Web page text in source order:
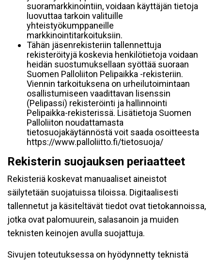
suoramarkkinointiin, voidaan käyttäjän tietoja
luovuttaa tarkoin valituille
yhteistyökumppaneille
markkinointitarkoituksiin.
Tähän jäsenrekisteriin tallennettuja
rekisteröityjä koskevia henkilötietoja voidaan
heidän suostumuksellaan syöttää suoraan
Suomen Palloliiton Pelipaikka -rekisteriin.
Viennin tarkoituksena on urheilutoimintaan
osallistumiseen vaadittavan lisenssin
(Pelipassi) rekisteröinti ja hallinnointi
Pelipaikka-rekisterissä. Lisätietoja Suomen
Palloliiton noudattamasta
tietosuojakäytännöstä voit saada osoitteesta
https://www.palloliitto.fi/tietosuoja/
Rekisterin suojauksen periaatteet
Rekisteriä koskevat manuaaliset aineistot
säilytetään suojatuissa tiloissa. Digitaalisesti
tallennetut ja käsiteltävät tiedot ovat tietokannoissa,
jotka ovat palomuurein, salasanoin ja muiden
teknisten keinojen avulla suojattuja.
Sivujen toteutuksessa on hyödynnetty teknistä